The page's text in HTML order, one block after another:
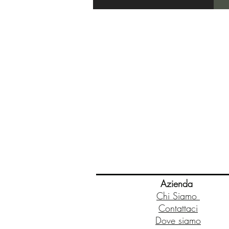
Azienda
Chi Siamo
Contattaci
Dove siamo